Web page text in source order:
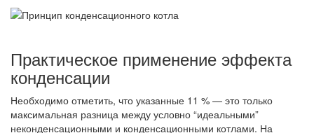
Практическое применение эффекта
конденсации
Необходимо отметить, что указанные 11 % — это только
максимальная разница между условно “идеальными”
неконденсационными и конденсационными котлами. На